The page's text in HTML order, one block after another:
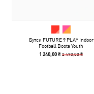
Бутси FUTURE 9 PLAY Indoor
Football Boots Youth
1 240,00 ₴2 490,00 ₴